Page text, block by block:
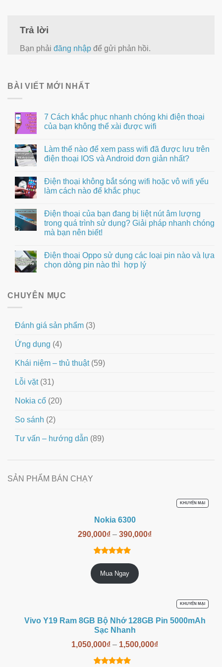
Trả lời
Bạn phải đăng nhập để gửi phản hồi.
BÀI VIẾT MỚI NHẤT
7 Cách khắc phục nhanh chóng khi điện thoại
của bạn không thể xài được wifi
Làm thế nào để xem pass wifi đã được lưu trên
điện thoại IOS và Android đơn giản nhất?
Điện thoại không bắt sóng wifi hoặc vô wifi yếu
làm cách nào để khắc phục
Điện thoại của bạn đang bị liệt nút âm lượng
trong quá trình sử dụng? Giải pháp nhanh chóng
mà bạn nên biết!
Điện thoại Oppo sử dụng các loại pin nào và lựa
chọn dòng pin nào thì hợp lý
CHUYÊN MỤC
Đánh giá sản phẩm (3)
Ứng dụng (4)
Khái niệm – thủ thuật(59)
Lỗi vặt(31)
Nokia cổ (20)
So sánh (2)
Tư vấn – hướng dẫn (89)
SẢN PHẨM BÁN CHẠY
Nokia 6300
KHUYẾN MẠISẢN
PHẨM
290,000₫ – 390,000₫
4.86trên
5 dựa trên
14
Mua Ngay
Vivo Y19 Ram 8GB Bộ Nhớ 128GB Pin 5000mAh
Sạc Nhanh
KHUYẾN MẠISẢN
PHẨM
GIẢM
1,050,000₫ – 1,500,000₫